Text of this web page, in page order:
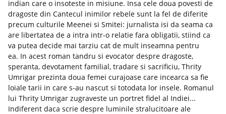
indian care o insoteste in misiune. Insa cele doua povesti de
dragoste din Cantecul inimilor rebele sunt la fel de diferite
precum culturile Meenei si Smitei: jurnalista isi da seama ca
are libertatea de a intra intr-o relatie fara obligatii, stiind ca
va putea decide mai tarziu cat de mult inseamna pentru
ea. In acest roman tandru si evocator despre dragoste,
speranta, devotament familial, tradare si sacrificiu, Thrity
Umrigar prezinta doua femei curajoase care incearca sa fie
loiale tarii in care s-au nascut si totodata lor insele. Romanul
lui Thrity Umrigar zugraveste un portret fidel al Indiei...
Indiferent daca scrie despre luminile stralucitoare ale